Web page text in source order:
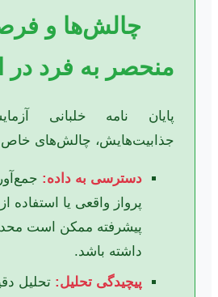
چالش‌ها و
منحصر به فرد در
پایان نامه خلبانی
جذابیت‌هایش، چالش‌های خاص
دسترسی به داده:
پرواز واقعی یا استفاده
پیشرفته ممکن است
داشته باشد.
پیچیدگی تحلیل: تحلیل